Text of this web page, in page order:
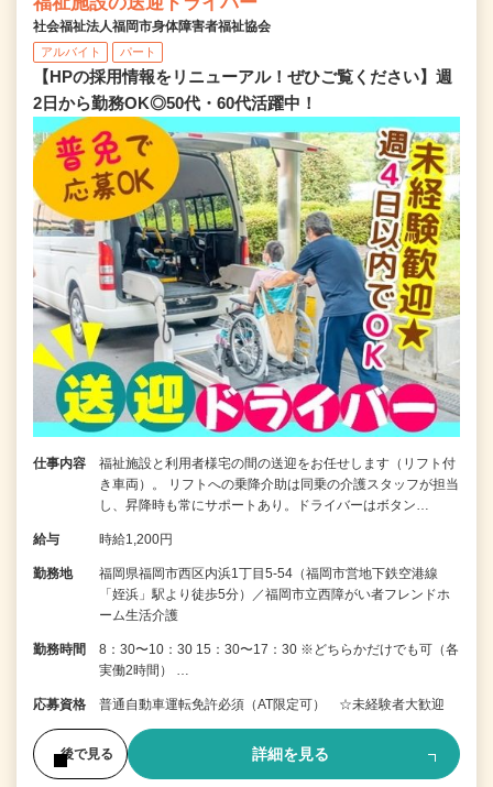
社会福祉法人福岡市身体障害者福祉協会
アルバイト パート
【HPの採用情報をリニューアル！ぜひご覧ください】週
2日から勤務OK◎50代・60代活躍中！
仕事内容
福祉施設と利用者様宅の間の送迎をお任せします（リフト付
き車両）。 リフトへの乗降介助は同乗の介護スタッフが担当
し、昇降時も常にサポートあり。ドライバーはボタン…
給与 時給1,200円
勤務地
福岡県福岡市西区内浜1丁目5-54（福岡市営地下鉄空港線
「姪浜」駅より徒歩5分）／福岡市立西障がい者フレンドホ
ーム生活介護
勤務時間
8：30〜10：30 15：30〜17：30 ※どちらかだけでも可（各
実働2時間） …
応募資格 普通自動車運転免許必須（AT限定可） ☆未経験者大歓迎
後で見る 詳細を見る